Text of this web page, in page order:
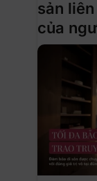
sản
của